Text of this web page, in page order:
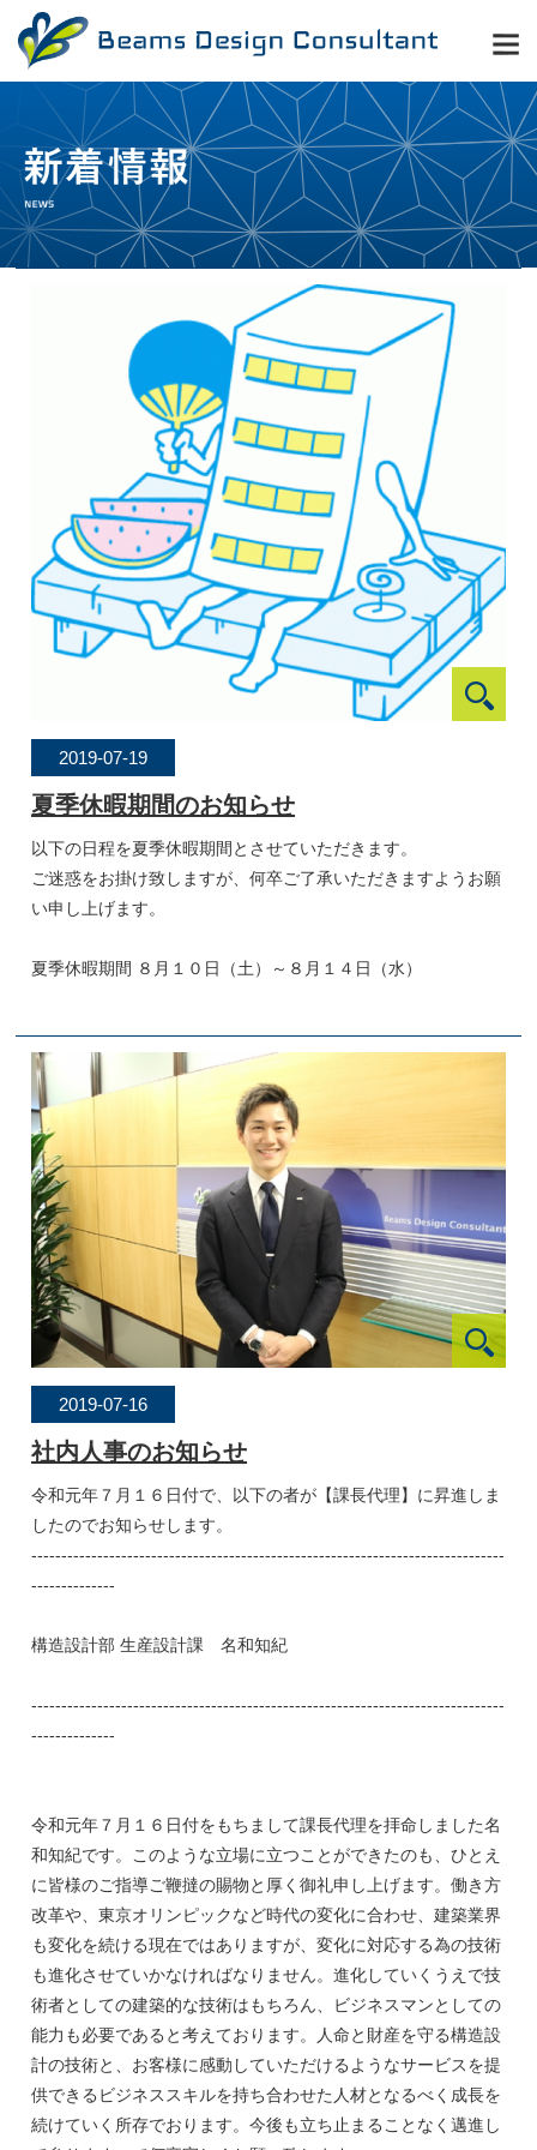
2019-07-19
夏季休暇期間のお知らせ
以下の日程を夏季休暇期間とさせていただきます。
ご迷惑をお掛け致しますが、何卒ご了承いただきますようお願
い申し上げます。
夏季休暇期間 ８月１０日（土）～８月１４日（水）
2019-07-16
社内人事のお知らせ
令和元年７月１６日付で、以下の者が【課長代理】に昇進しま
したのでお知らせします。
-------------------------------------------------------------------------------
--------------
構造設計部 生産設計課 名和知紀
-------------------------------------------------------------------------------
--------------
令和元年７月１６日付をもちまして課長代理を拝命しました名
和知紀です。このような立場に立つことができたのも、ひとえ
に皆様のご指導ご鞭撻の賜物と厚く御礼申し上げます。働き方
改革や、東京オリンピックなど時代の変化に合わせ、建築業界
も変化を続ける現在ではありますが、変化に対応する為の技術
も進化させていかなければなりません。進化していくうえで技
術者としての建築的な技術はもちろん、ビジネスマンとしての
能力も必要であると考えております。人命と財産を守る構造設
計の技術と、お客様に感動していただけるようなサービスを提
供できるビジネススキルを持ち合わせた人材となるべく成長を
続けていく所存でおります。今後も立ち止まることなく邁進し